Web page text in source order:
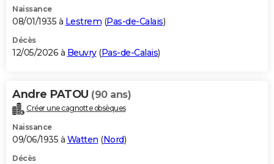
Dictionnaire
Biographies
Citations
Expressions
Proverbes
PROGRAMME TV
S'inscrire
Se connecter
Lycées
Collèges
Primaires
Universités
Entreprises
Service militaire
Avis de recherche
AVIS DE DÉCÈS
Bricolage
Lifestyle
Culture
Sport
Auto
Television
Voyage
Cinema
Naissance
08/01/1935 à Lestrem (Pas-de-Calais)
Décès
12/05/2026 à Beuvry(Pas-de-Calais)
Andre PATOU (90 ans)
Créer une cagnotte obsèques
Naissance
09/06/1935 à Watten (Nord)
Décès